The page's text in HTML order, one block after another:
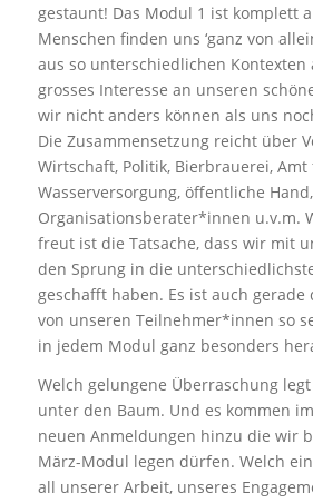
gestaunt! Das Modul 1 ist komplett
Menschen finden uns ‘ganz von
aus so unterschiedlichen Kontexten
grosses Interesse an unseren
wir nicht anders können als uns
Die Zusammensetzung reicht über
Wirtschaft, Politik, Bierbrauerei, Amt
Wasserversorgung, öffentliche Hand,
Organisationsberater*innen u.v.m.
freut ist die Tatsache, dass wir mit
den Sprung in die
geschafft haben. Es ist auch gerade
von unseren Teilnehmer*innen so
in jedem Modul ganz besonders
Welch gelungene Überraschung
unter den Baum. Und es kommen
neuen Anmeldungen hinzu die wir
März-Modul legen dürfen. Welch
all unserer Arbeit, unseres